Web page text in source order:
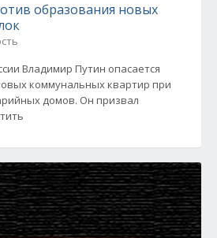
образования новых
Владимир Путин опасается
коммунальных квартир при
домов. Он призвал